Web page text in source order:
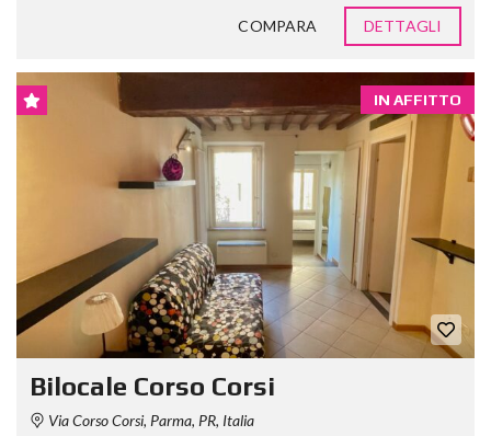
COMPARA DETTAGLI
IN AFFITTO
Bilocale Corso Corsi
Via Corso Corsi, Parma, PR, Italia